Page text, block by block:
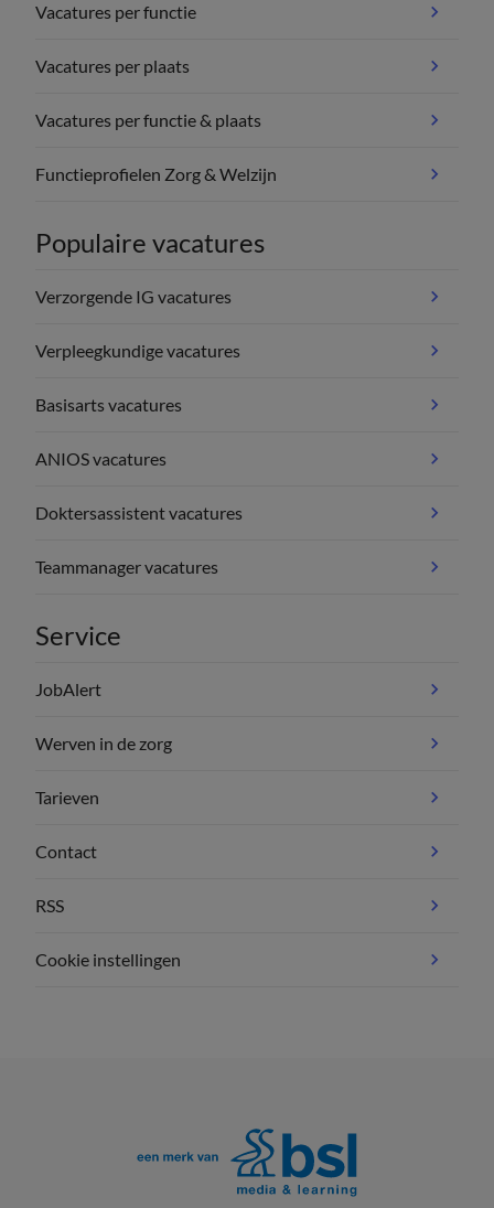
Vacatures per functie
Vacatures per plaats
Vacatures per functie & plaats
Functieprofielen Zorg & Welzijn
Populaire vacatures
Verzorgende IG vacatures
Verpleegkundige vacatures
Basisarts vacatures
ANIOS vacatures
Doktersassistent vacatures
Teammanager vacatures
Service
JobAlert
Werven in de zorg
Tarieven
Contact
RSS
Cookie instellingen